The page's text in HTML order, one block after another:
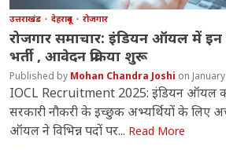
उत्तराखंड देहरादून रोजगार
रोजगार समाचार: इंडियन ऑयल में इन
भर्ती , आवेदन प्रक्रिया शुरू
Mohan Chandra Joshi
IOCL Recruitment 2025: इंडियन ऑयल
सरकारी नौकरी के इच्छुक अभ्यर्थियों के लिए
ऑयल ने विभिन्न पदों पर... Read More